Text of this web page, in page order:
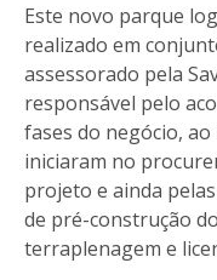
Este novo parque
realizado em
assessorado pela
responsável pelo
fases do negócio,
iniciaram no
projeto e ainda
de pré-construção
terraplenagem e